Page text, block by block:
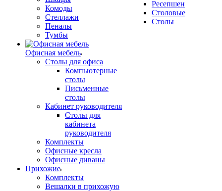
Комоды
Стеллажи
Пеналы
Тумбы
Офисная мебель
Столы для офиса
Компьютерные
столы
Письменные
столы
Кабинет руководителя
Столы для
кабинета
руководителя
Комплекты
Офисные кресла
Офисные диваны
Прихожие
Комплекты
Вешалки в прихожую
Ресепшен
Столовые
Столы